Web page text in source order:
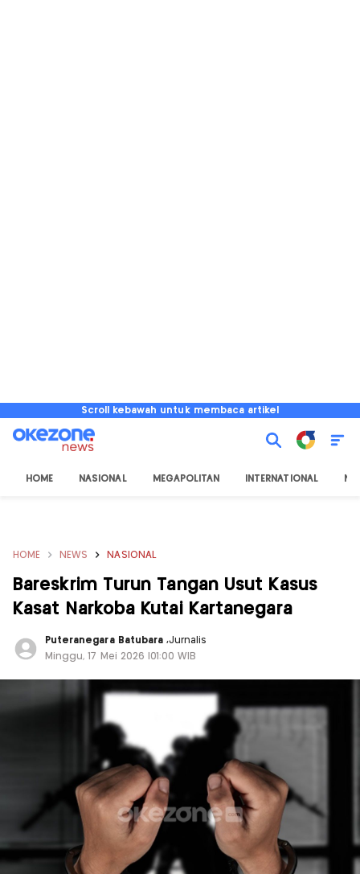
Scroll kebawah untuk membaca artikel
HOME NASIONAL MEGAPOLITAN INTERNATIONAL
HOME NEWS NASIONAL
Bareskrim Turun Tangan Usut Kasus
Kasat Narkoba Kutai Kartanegara
Puteranegara Batubara,Jurnalis
Minggu, 17 Mei 2026 |01:00 WIB